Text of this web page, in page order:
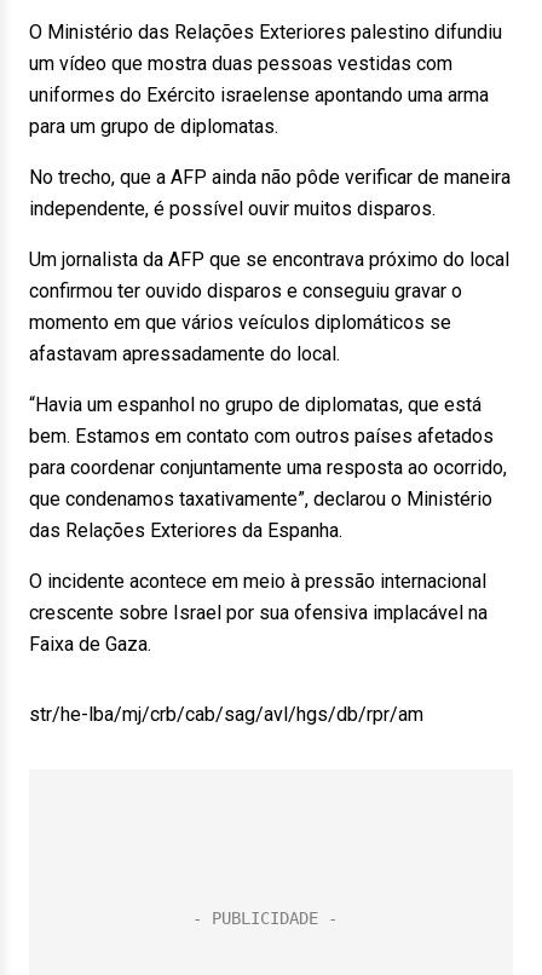
O Ministério das Relações Exteriores palestino difundiu
um vídeo que mostra duas pessoas vestidas com
uniformes do Exército israelense apontando uma arma
para um grupo de diplomatas.
No trecho, que a AFP ainda não pôde verificar de maneira
independente, é possível ouvir muitos disparos.
Um jornalista da AFP que se encontrava próximo do local
confirmou ter ouvido disparos e conseguiu gravar o
momento em que vários veículos diplomáticos se
afastavam apressadamente do local.
“Havia um espanhol no grupo de diplomatas, que está
bem. Estamos em contato com outros países afetados
para coordenar conjuntamente uma resposta ao ocorrido,
que condenamos taxativamente”, declarou o Ministério
das Relações Exteriores da Espanha.
O incidente acontece em meio à pressão internacional
crescente sobre Israel por sua ofensiva implacável na
Faixa de Gaza.
str/he-lba/mj/crb/cab/sag/avl/hgs/db/rpr/am